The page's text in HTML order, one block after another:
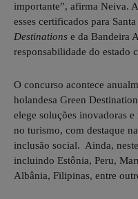
importante”, afirma Neiva.
esses certificados para
Destinations e da Bandeira
responsabilidade do estado
O concurso acontece
holandesa Green
elege soluções inovadoras e
no turismo, com destaque
inclusão social. Ainda,
incluindo Estônia, Peru,
Albânia, Filipinas, entre